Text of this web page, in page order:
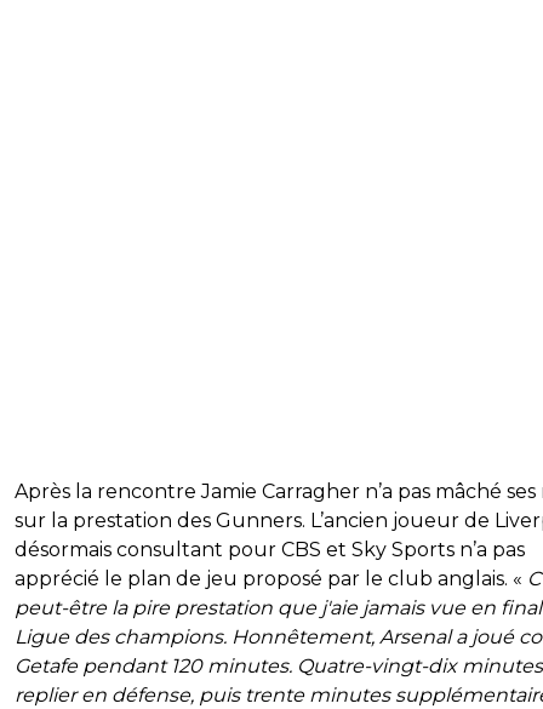
Après la rencontre Jamie Carragher n’a pas mâché ses
sur la prestation des Gunners. L’ancien joueur de
désormais consultant pour CBS et Sky Sports n’a pas
apprécié le plan de jeu proposé par le club anglais. «
peut-être la pire prestation que j'aie jamais vue en
Ligue des champions. Honnêtement, Arsenal a joué
Getafe pendant 120 minutes. Quatre-vingt-dix
replier en défense, puis trente minutes